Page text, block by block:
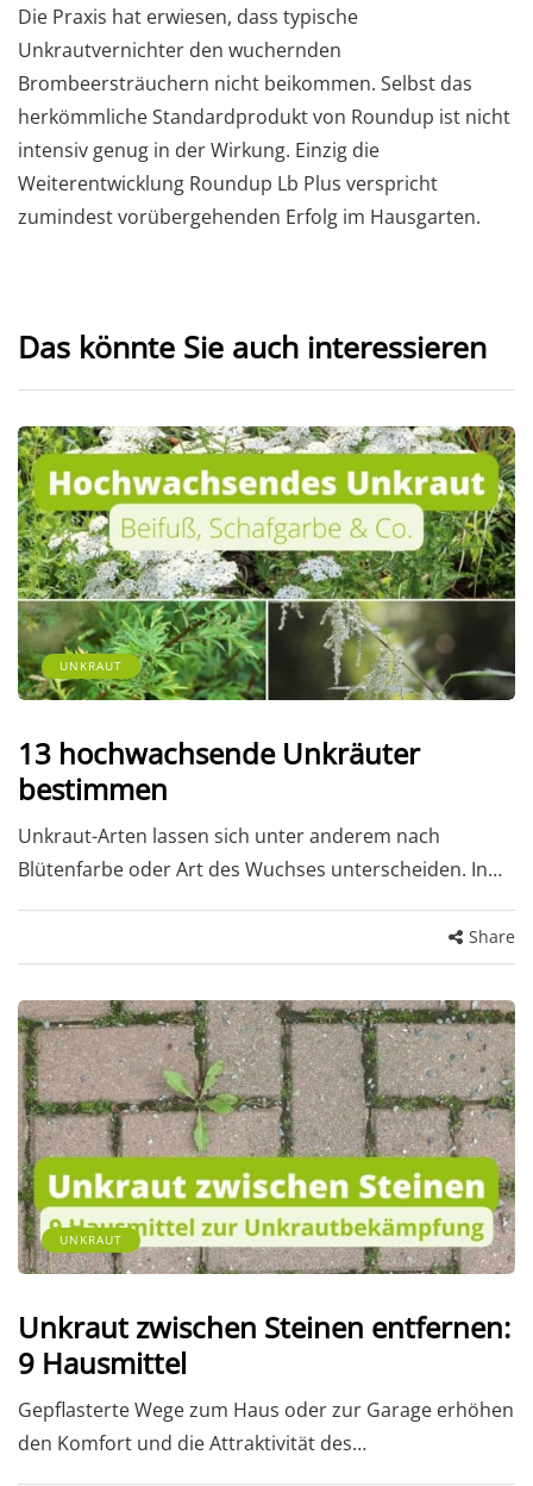
Die Praxis hat erwiesen, dass typische
Unkrautvernichter den wuchernden
Brombeersträuchern nicht beikommen. Selbst das
herkömmliche Standardprodukt von Roundup ist nicht
intensiv genug in der Wirkung. Einzig die
Weiterentwicklung Roundup Lb Plus verspricht
zumindest vorübergehenden Erfolg im Hausgarten.
Das könnte Sie auch interessieren
UNKRAUT
13 hochwachsende Unkräuter
bestimmen
Unkraut-Arten lassen sich unter anderem nach
Blütenfarbe oder Art des Wuchses unterscheiden. In…
Share
UNKRAUT
Unkraut zwischen Steinen entfernen:
9 Hausmittel
Gepflasterte Wege zum Haus oder zur Garage erhöhen
den Komfort und die Attraktivität des…